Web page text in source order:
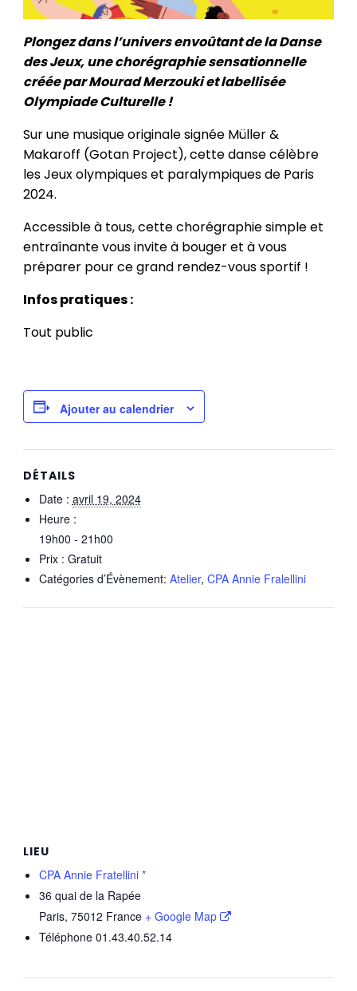
Plongez dans l’univers envoûtant de la Danse
des Jeux, une chorégraphie sensationnelle
créée par Mourad Merzouki et labellisée
Olympiade Culturelle !
Sur une musique originale signée Müller &
Makaroff (Gotan Project), cette danse célèbre
les Jeux olympiques et paralympiques de Paris
2024.
Accessible à tous, cette chorégraphie simple et
entraînante vous invite à bouger et à vous
préparer pour ce grand rendez-vous sportif !
Infos pratiques :
Tout public
Ajouter au calendrier
DÉTAILS
Date : avril 19, 2024
Heure :
19h00 - 21h00
Prix : Gratuit
Catégories d’Évènement: Atelier, CPA Annie Fralellini
LIEU
CPA Annie Fratellini *
36 quai de la Rapée
Paris, 75012 France + Google Map
Téléphone 01.43.40.52.14